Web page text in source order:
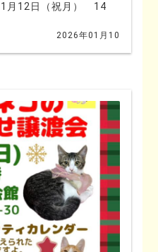
1月12日（祝月） 14
2026年01月10